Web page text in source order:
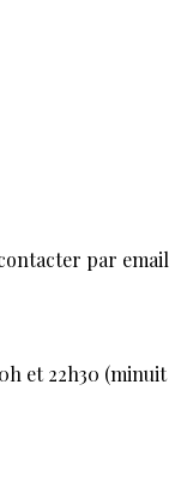
par email
et 22h30 (minuit